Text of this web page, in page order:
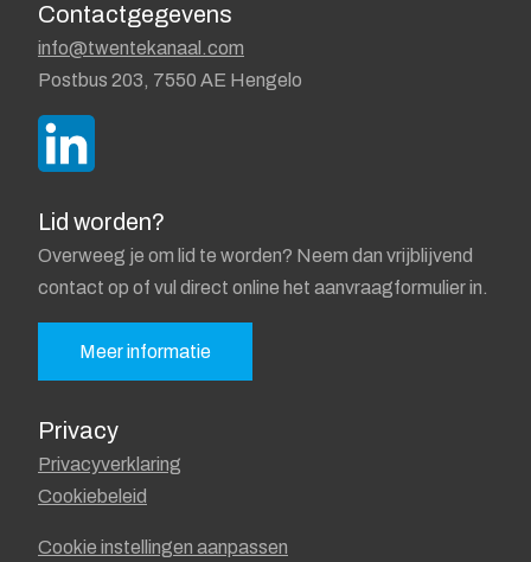
Contactgegevens
info@twentekanaal.com
Postbus 203, 7550 AE Hengelo
Lid worden?
Overweeg je om lid te worden? Neem dan vrijblijvend
contact op of vul direct online het aanvraagformulier in.
Meer informatie
Privacy
Privacyverklaring
Cookiebeleid
Cookie instellingen aanpassen